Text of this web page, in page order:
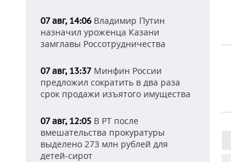
07 авг, 14:06 Владимир Путин
назначил уроженца Казани
замглавы Россотрудничества
07 авг, 13:37 Минфин России
предложил сократить в два раза
срок продажи изъятого имущества
07 авг, 12:05 В РТ после
вмешательства прокуратуры
выделено 273 млн рублей для
детей-сирот